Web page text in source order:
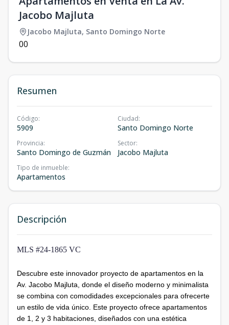
Jacobo Majluta
Jacobo Majluta, Santo Domingo Norte
00
Resumen
Código:
5909
Ciudad:
Santo Domingo Norte
Provincia:
Santo Domingo de Guzmán
Sector:
Jacobo Majluta
Tipo de inmueble:
Apartamentos
Descripción
MLS #24-1865 VC
Descubre este innovador proyecto de apartamentos en la
Av. Jacobo Majluta, donde el diseño moderno y minimalista
se combina con comodidades excepcionales para ofrecerte
un estilo de vida único. Este proyecto ofrece apartamentos
de 1, 2 y 3 habitaciones, diseñados con una estética